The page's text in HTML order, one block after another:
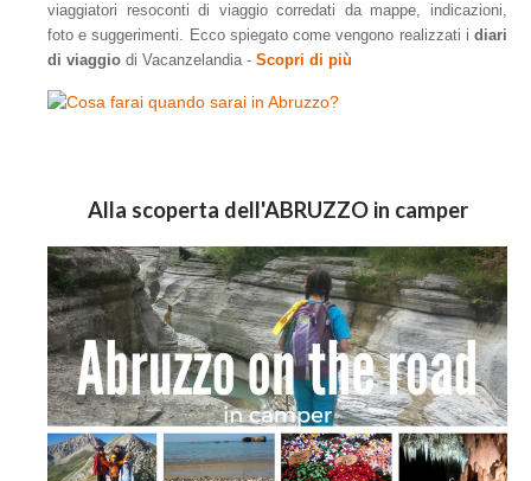
viaggiatori resoconti di viaggio corredati da mappe, indicazioni,
foto e suggerimenti. Ecco spiegatocome vengono realizzati idiari
di viaggio di Vacanzelandia - Scopri di più
Alla scoperta dell'ABRUZZO in camper